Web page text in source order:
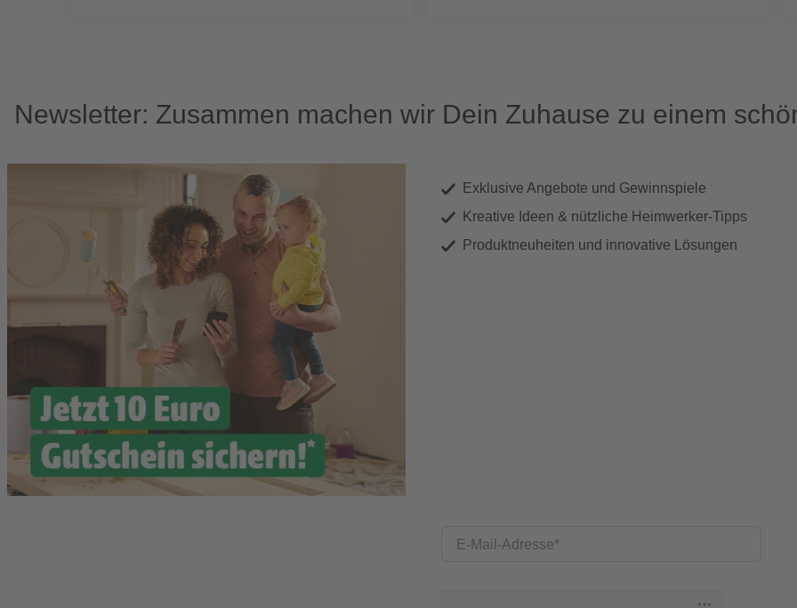
Newsletter: Zusammen machen wir Dein Zuhause zu einem
Exklusive Angebote und Gewinnspiele
Kreative Ideen & nützliche Heimwerker-Tipps
Produktneuheiten und innovative Lösungen
E-Mail-Adresse